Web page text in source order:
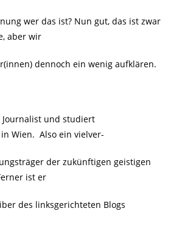
wer das ist? Nun gut, das ist zwar
aber wir
dennoch ein wenig aufklären.
und studiert
Wien. Also ein vielver-
der zukünftigen geistigen
ist er
des linksgerichteten Blogs